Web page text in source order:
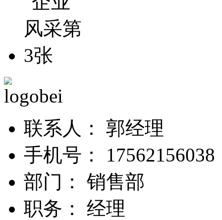
联系人：
郭经理
手机号：
部门：
销售部
职务：
经理